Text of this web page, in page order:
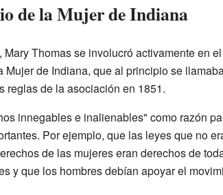
de la Mujer de Indiana
Thomas se involucró activamente en el
de Indiana, que al principio se
reglas de la asociación en 1851.
innegables e inalienables" como razón
Por ejemplo, que las leyes que no
de las mujeres eran derechos de
y que los hombres debían apoyar el